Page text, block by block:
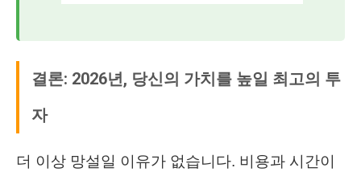
결론: 2026년, 당신의 가치를 높일 최고의 투
자
더 이상 망설일 이유가 없습니다. 비용과 시간이